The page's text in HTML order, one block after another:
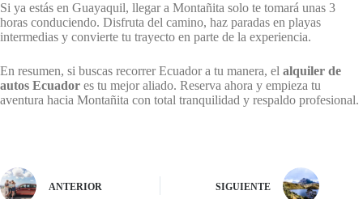
Si ya estás en Guayaquil, llegar a Montañita solo te tomará unas 3
horas conduciendo. Disfruta del camino, haz paradas en playas
intermedias y convierte tu trayecto en parte de la experiencia.
En resumen, si buscas recorrer Ecuador a tu manera, el alquiler de
autos Ecuador es tu mejor aliado. Reserva ahora y empieza tu
aventura hacia Montañita con total tranquilidad y respaldo profesional.
ANTERIOR SIGUIENTE